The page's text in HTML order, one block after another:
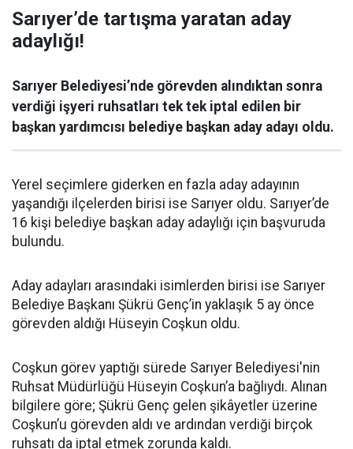
Sarıyer’de tartışma yaratan aday
adaylığı!
Sarıyer Belediyesi’nde görevden alındıktan sonra
verdiği işyeri ruhsatları tek tek iptal edilen bir
başkan yardımcısı belediye başkan aday adayı oldu.
Yerel seçimlere giderken en fazla aday adayının
yaşandığı ilçelerden birisi ise Sarıyer oldu. Sarıyer’de
16 kişi belediye başkan aday adaylığı için başvuruda
bulundu.
Aday adayları arasındaki isimlerden birisi ise Sarıyer
Belediye Başkanı Şükrü Genç’in yaklaşık 5 ay önce
görevden aldığı Hüseyin Coşkun oldu.
Coşkun görev yaptığı sürede Sarıyer Belediyesi'nin
Ruhsat Müdürlüğü Hüseyin Coşkun’a bağlıydı. Alınan
bilgilere göre; Şükrü Genç gelen şikâyetler üzerine
Coşkun’u görevden aldı ve ardından verdiği birçok
ruhsatı da iptal etmek zorunda kaldı.